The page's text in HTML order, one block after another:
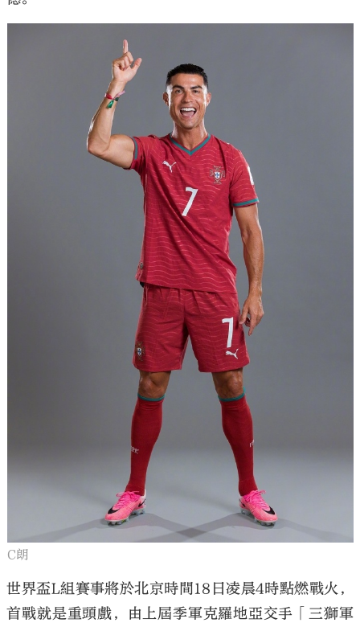
C朗
世界盃L組賽事將於北京時間18日凌晨4時點燃戰火，
首戰就是重頭戲，由上屆季軍克羅地亞交手「三獅軍